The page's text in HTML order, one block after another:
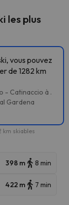
les plus
vous pouvez
de 1282 km
- Catinaccio à .
Gardena
km skiables
398 m 8 min
422 m 7 min